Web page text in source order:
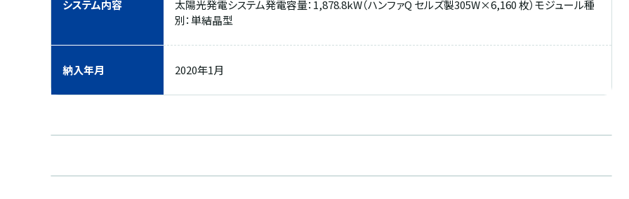
システム内容
太陽光発電システム発電容量：1,878.8kW（ハンファQ セルズ製305W×6,160 枚）モジュール種
別：単結晶型
納入年月 2020年1月